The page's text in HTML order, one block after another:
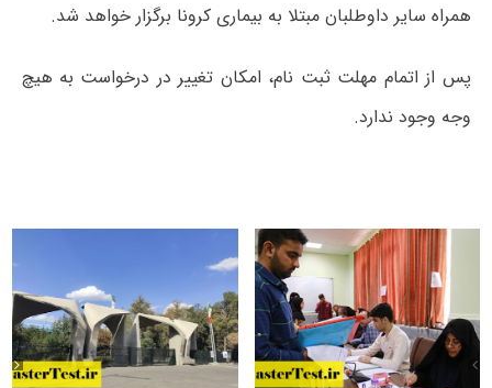
همراه سایر داوطلبان مبتلا به بیماری کرونا برگزار خواهد شد.
پس از اتمام مهلت ثبت نام، امکان تغییر در درخواست به هیچ
وجه وجود ندارد.